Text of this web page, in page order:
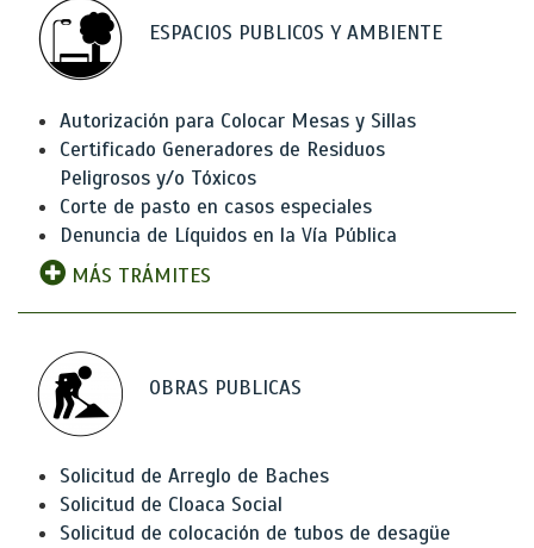
ESPACIOS PUBLICOS Y AMBIENTE
Autorización para Colocar Mesas y Sillas
Certificado Generadores de Residuos
Peligrosos y/o Tóxicos
Corte de pasto en casos especiales
Denuncia de Líquidos en la Vía Pública
MÁS TRÁMITES
OBRAS PUBLICAS
Solicitud de Arreglo de Baches
Solicitud de Cloaca Social
Solicitud de colocación de tubos de desagüe